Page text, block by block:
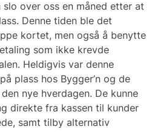
slo over oss en måned etter at
Denne tiden ble det
kortet, men også å benytte
som ikke krevde
Heldigvis var denne
plass hos Bygger’n og de
nye hverdagen. De kunne
direkte fra kassen til kunder
samt tilby alternativ